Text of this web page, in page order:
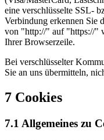
eine verschlüsselte SSL-
Verbindung erkennen Sie
von "http://" auf "https://"
Ihrer Browserzeile.
Bei verschlüsselter
Sie an uns übermitteln,
7 Cookies
7.1 Allgemeines zu